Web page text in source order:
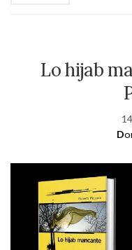
Lo hijab